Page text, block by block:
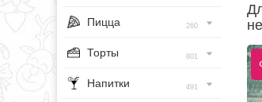
Пицца 260
Торты 801
Напитки 491